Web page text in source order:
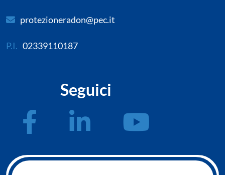
protezioneradon@pec.it
P.I. 02339110187
Seguici